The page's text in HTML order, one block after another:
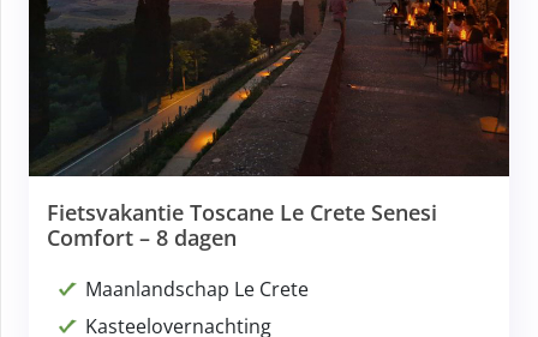
Fietsvakantie Toscane Le Crete Senesi
Comfort – 8 dagen
Maanlandschap Le Crete
Kasteelovernachting